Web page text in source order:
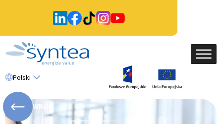
Polski
WRÓĆ